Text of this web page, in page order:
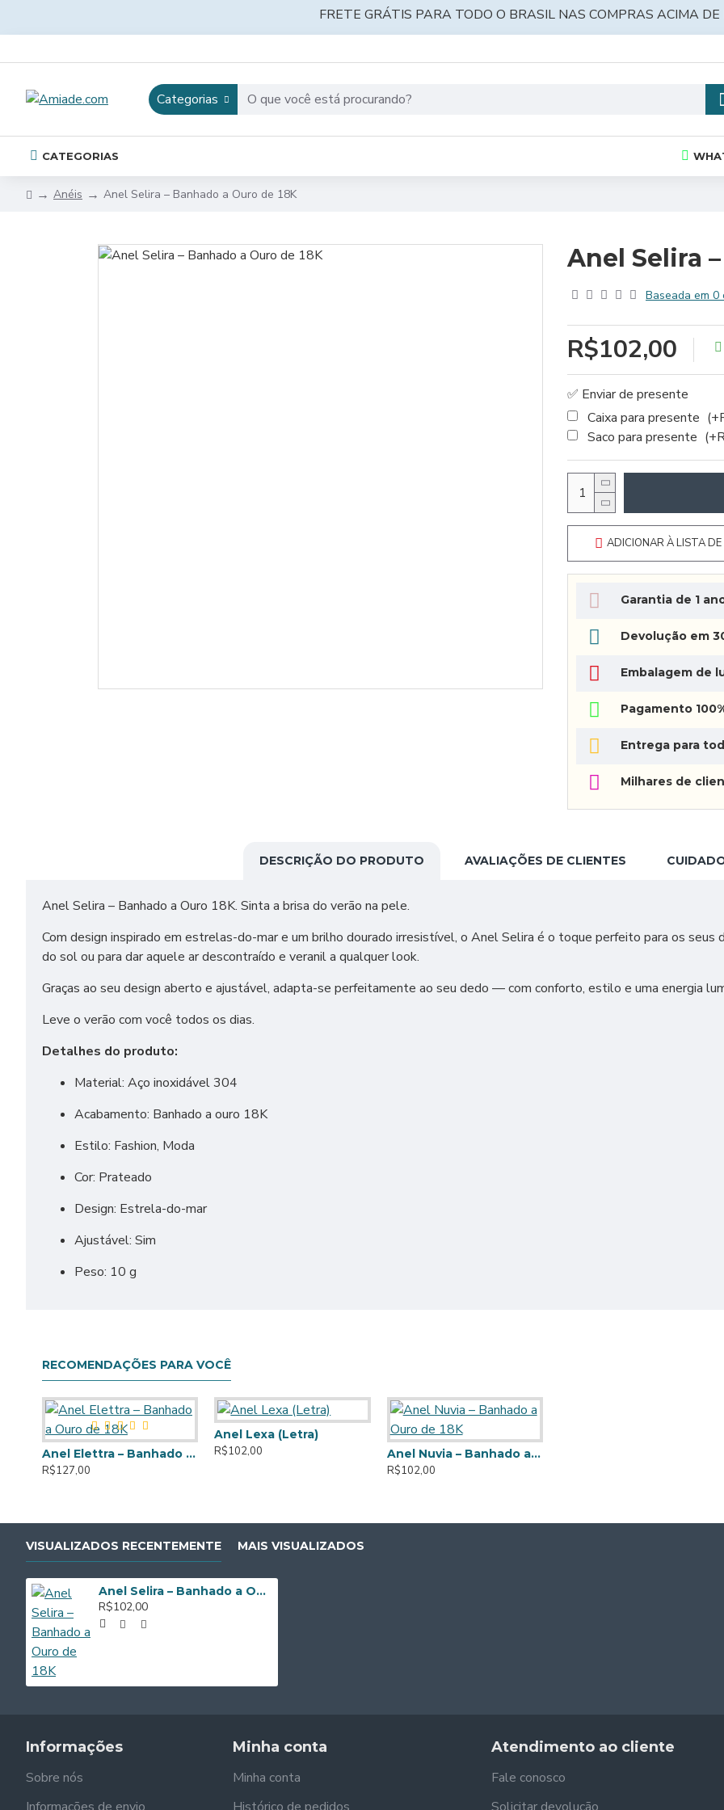
FRETE GRÁTIS PARA TODO O BRASIL NAS COMPRAS ACIMA
Categorias
CATEGORIAS
Anéis Anel Selira – Banhado a Ouro de 18K
Anel Selira
Baseada em 0
R$102,00
✅ Enviar de presente
Caixa para presente
Saco para presente
ADICIONAR À LISTA
Garantia de 1
Devolução em
Embalagem de
Pagamento
Entrega para
Milhares de
DESCRIÇÃO DO PRODUTO AVALIAÇÕES DE CLIENTES
Anel Selira – Banhado a Ouro 18K. Sinta a brisa do verão na pele.
Com design inspirado em estrelas-do-mar e um brilho dourado irresistível, o Anel Selira é o toque perfeito para os seus
do sol ou para dar aquele ar descontraído e veranil a qualquer look.
Graças ao seu design aberto e ajustável, adapta-se perfeitamente ao seu dedo — com conforto, estilo e uma energia
Leve o verão com você todos os dias.
Detalhes do produto:
Material: Aço inoxidável 304
Acabamento: Banhado a ouro 18K
Estilo: Fashion, Moda
Cor: Prateado
Design: Estrela-do-mar
Ajustável: Sim
Peso: 10 g
RECOMENDAÇÕES PARA VOCÊ
Anel Elettra – Banhado a Ouro de 18K
R$127,00
Anel Lexa (Letra)
R$102,00
Anel Nuvia – Banhado a Ouro de 18K
R$102,00
VISUALIZADOS RECENTEMENTE MAIS VISUALIZADOS
Anel Selira – Banhado a Ouro de 18K
R$102,00
Informações
Sobre nós
Minha conta
Minha conta
Atendimento ao cliente
Fale conosco